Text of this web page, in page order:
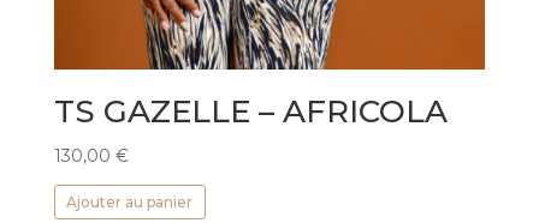
TS GAZELLE – AFRICOLA
130,00 €
Ajouter au panier